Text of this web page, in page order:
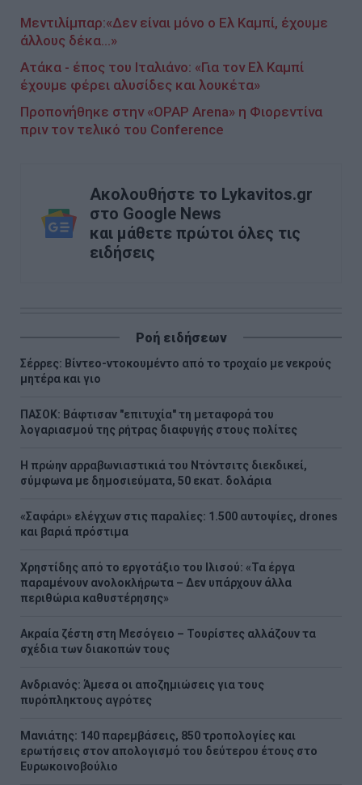
Μεντιλίμπαρ:«Δεν είναι μόνο ο Ελ Καμπί, έχουμε
άλλους δέκα...»
Ατάκα - έπος του Ιταλιάνο: «Για τον Ελ Καμπί
έχουμε φέρει αλυσίδες και λουκέτα»
Προπονήθηκε στην «OPAP Arena» η Φιορεντίνα
πριν τον τελικό του Conference
Ακολουθήστε το Lykavitos.gr
στο Google News
και μάθετε πρώτοι όλες τις
ειδήσεις
Ροή ειδήσεων
Σέρρες: Βίντεο-ντοκουμέντο από το τροχαίο με νεκρούς
μητέρα και γιο
ΠΑΣΟΚ: Βάφτισαν "επιτυχία" τη μεταφορά του
λογαριασμού της ρήτρας διαφυγής στους πολίτες
Η πρώην αρραβωνιαστικιά του Ντόντσιτς διεκδικεί,
σύμφωνα με δημοσιεύματα, 50 εκατ. δολάρια
«Σαφάρι» ελέγχων στις παραλίες: 1.500 αυτοψίες, drones
και βαριά πρόστιμα
Χρηστίδης από το εργοτάξιο του Ιλισού: «Τα έργα
παραμένουν ανολοκλήρωτα – Δεν υπάρχουν άλλα
περιθώρια καθυστέρησης»
Ακραία ζέστη στη Μεσόγειο – Τουρίστες αλλάζουν τα
σχέδια των διακοπών τους
Ανδριανός: Άμεσα οι αποζημιώσεις για τους
πυρόπληκτους αγρότες
Μανιάτης: 140 παρεμβάσεις, 850 τροπολογίες και
ερωτήσεις στον απολογισμό του δεύτερου έτους στο
Ευρωκοινοβούλιο